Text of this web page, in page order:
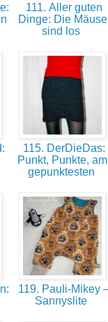
111. Aller guten
Dinge: Die Mäuse
sind los
115. DerDieDas:
Punkt, Punkte, am
gepunktesten
119. Pauli-Mikey
Sannyslite